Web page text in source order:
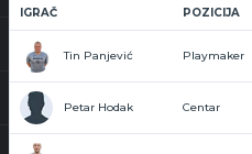
IGRAČ POZICIJA
Tin Panjević Playmaker
Petar Hodak Centar